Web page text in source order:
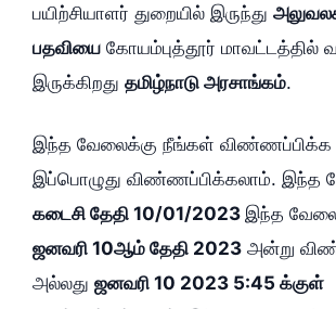
பயிற்சியாளர் துறையில் இருந்து
பதவியை கோயம்புத்தூர் மாவட்டத்தில்
இருக்கிறது தமிழ்நாடு அரசாங்கம்.
இந்த வேலைக்கு நீங்கள் விண்ணப்பிக்க
இப்பொழுது விண்ணப்பிக்கலாம். இந்த
கடைசி தேதி 10/01/2023 இந்த
ஜனவரி 10ஆம் தேதி 2023 அன்று
அல்லது ஜனவரி 10 2023 5:45 க்குள்